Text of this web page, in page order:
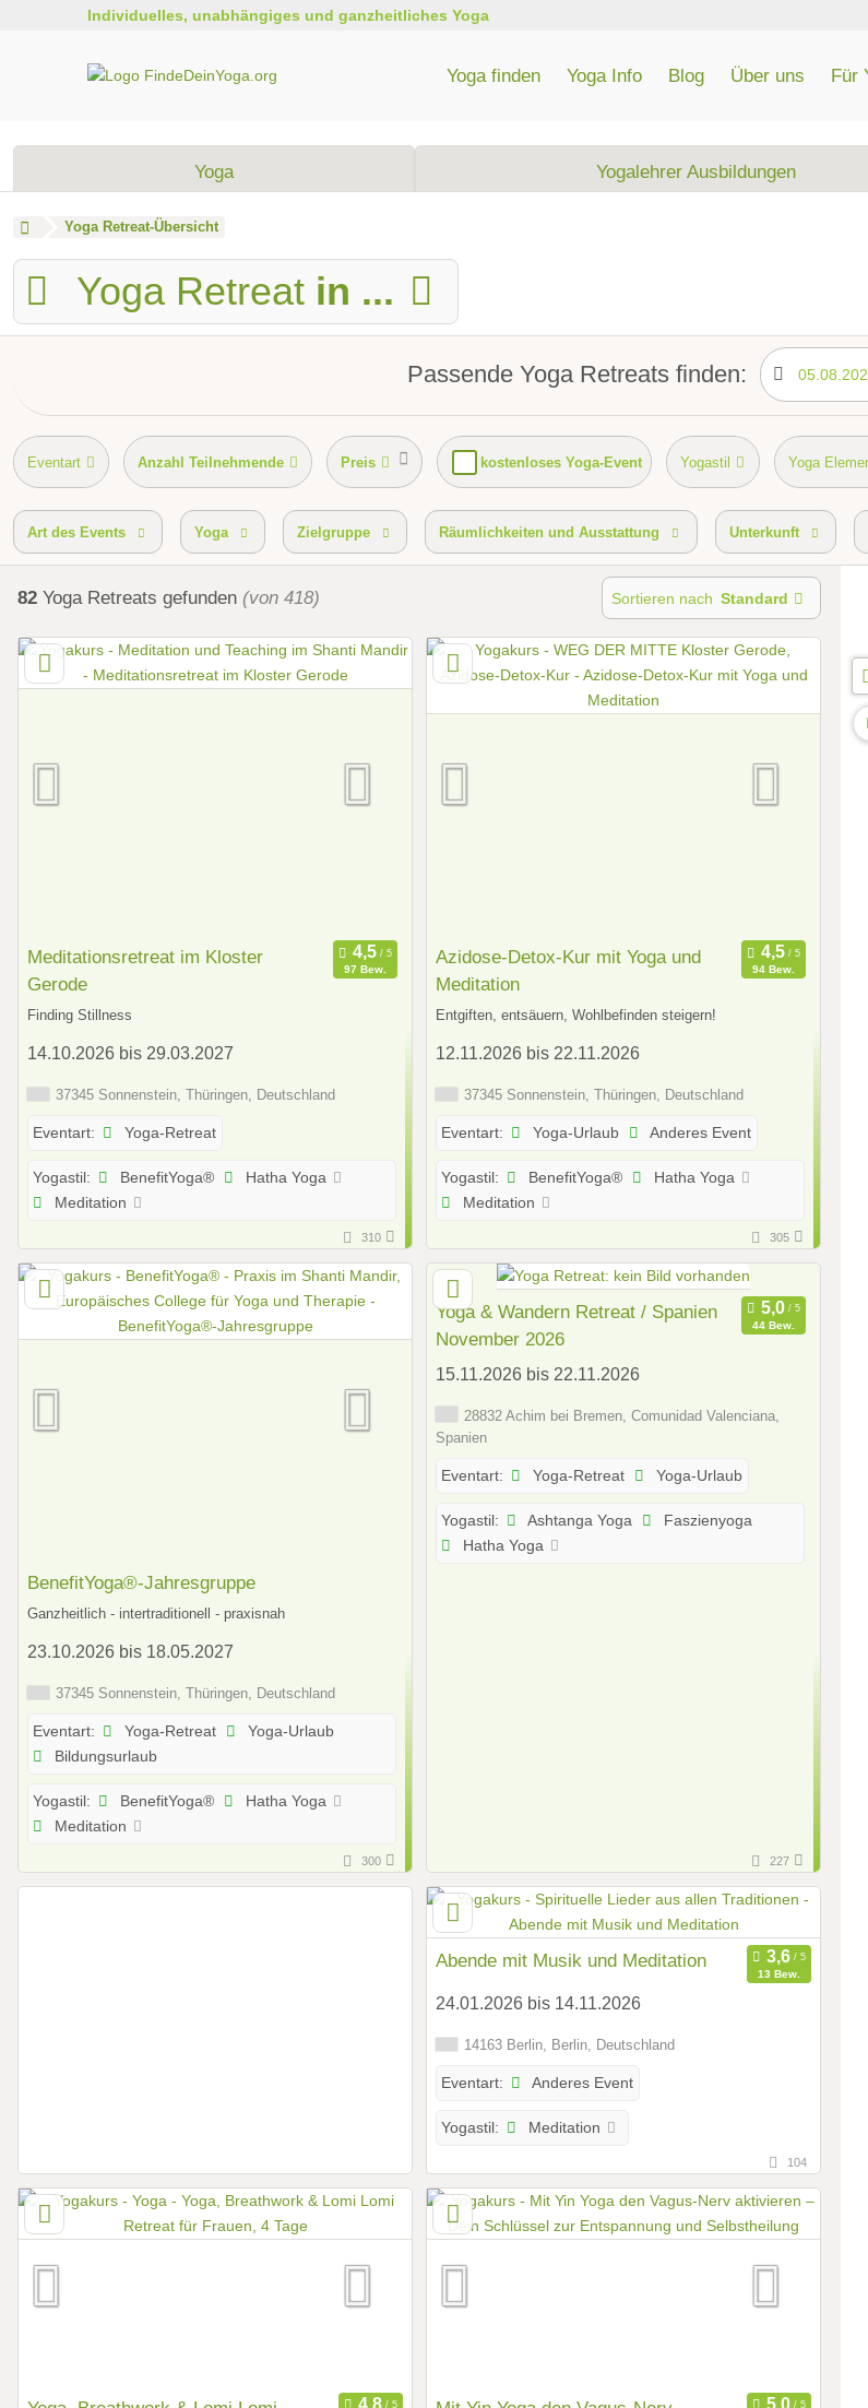
Individuelles, unabhängiges und ganzheitliches Yoga
Yoga finden Yoga Info Blog Über uns Für
Yoga Yogalehrer Ausbildungen
Yoga Retreat-Übersicht
Yoga Retreat in ...
Passende Yoga Retreats finden:
Eventart Anzahl Teilnehmende Preis kostenloses Yoga-Event Yogastil Yoga
Art des Events Yoga Zielgruppe Räumlichkeiten und Ausstattung Unterkunft
82 Yoga Retreats gefunden (von 418) Sortieren nach Standard
Meditationsretreat im Kloster
Gerode
97 Bew.
Finding Stillness
14.10.2026 bis 29.03.2027
37345 Sonnenstein, Thüringen, Deutschland
Eventart: Yoga-Retreat
Yogastil: BenefitYoga®
Hatha Yoga
Meditation
310
Azidose-Detox-Kur mit Yoga und
Meditation
94 Bew.
Entgiften, entsäuern, Wohlbefinden steigern!
12.11.2026 bis 22.11.2026
37345 Sonnenstein, Thüringen, Deutschland
Eventart: Yoga-Urlaub Anderes Event
Yogastil: BenefitYoga®
Hatha Yoga
Meditation
305
BenefitYoga®-Jahresgruppe
Ganzheitlich - intertraditionell - praxisnah
23.10.2026 bis 18.05.2027
37345 Sonnenstein, Thüringen, Deutschland
Eventart: Yoga-Retreat
Yoga-Urlaub
Bildungsurlaub
Yogastil: BenefitYoga®
Hatha Yoga
Meditation
300
Yoga & Wandern Retreat / Spanien
November 2026
44 Bew.
15.11.2026 bis 22.11.2026
28832 Achim bei Bremen, Comunidad Valenciana,
Spanien
Eventart: Yoga-Retreat Yoga-Urlaub
Yogastil: Ashtanga Yoga
Faszienyoga
Hatha Yoga
227
Abende mit Musik und Meditation
13 Bew.
24.01.2026 bis 14.11.2026
14163 Berlin, Berlin, Deutschland
Eventart: Anderes Event
Yogastil: Meditation
104